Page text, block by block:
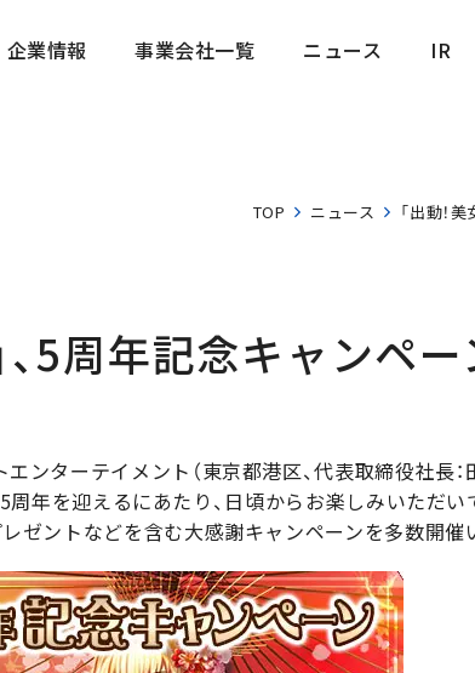
企業情報
事業会社一覧
ニュース
IR
TOP ニュース 「出動！
、5周年記念キャンペー
ンターテイメント（東京都港区、代表取締役社長：
周年を迎えるにあたり、日頃からお楽しみいただ
ゼントなどを含む大感謝キャンペーンを多数開催